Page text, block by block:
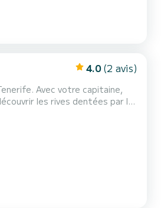
4.0 (2 avis)
Avec votre capitaine,
les rives dentées par le
les cabines so...